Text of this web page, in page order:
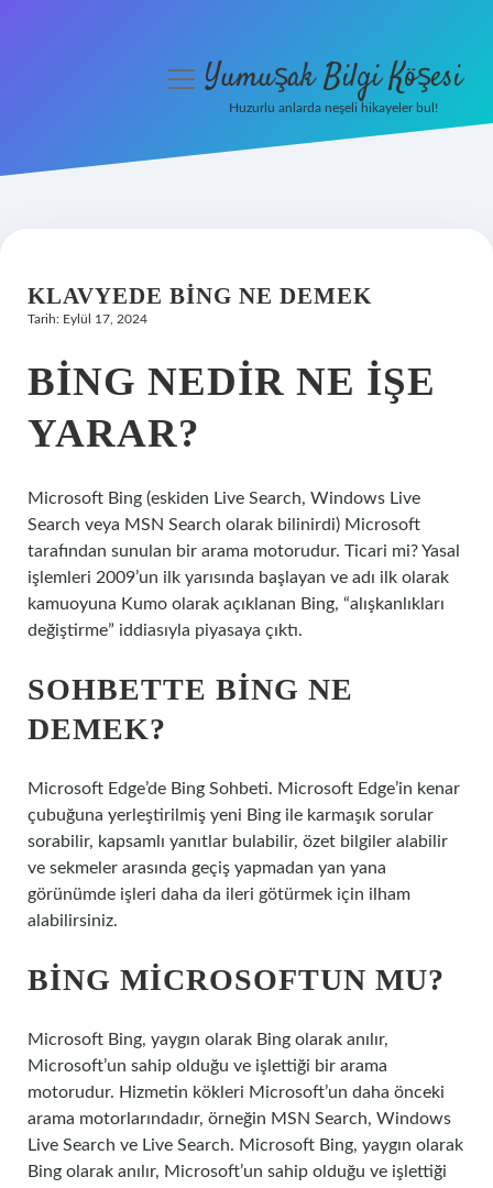
Hakkımızda
menüyüYumuşak Bilgi Köşesi
Huzurlu anlarda neşeli hikayeler bul!
KLAVYEDE BING NE DEMEK
Tarih: Eylül 17, 2024
BING NEDIR NE IŞE
YARAR?
Microsoft Bing (eskiden Live Search, Windows Live
Search veya MSN Search olarak bilinirdi) Microsoft
tarafından sunulan bir arama motorudur. Ticari mi? Yasal
işlemleri 2009’un ilk yarısında başlayan ve adı ilk olarak
kamuoyuna Kumo olarak açıklanan Bing, “alışkanlıkları
değiştirme” iddiasıyla piyasaya çıktı.
SOHBETTE BING NE
DEMEK?
Microsoft Edge’de Bing Sohbeti. Microsoft Edge’in kenar
çubuğuna yerleştirilmiş yeni Bing ile karmaşık sorular
sorabilir, kapsamlı yanıtlar bulabilir, özet bilgiler alabilir
ve sekmeler arasında geçiş yapmadan yan yana
görünümde işleri daha da ileri götürmek için ilham
alabilirsiniz.
BING MICROSOFTUN MU?
Microsoft Bing, yaygın olarak Bing olarak anılır,
Microsoft’un sahip olduğu ve işlettiği bir arama
motorudur. Hizmetin kökleri Microsoft’un daha önceki
arama motorlarındadır, örneğin MSN Search, Windows
Live Search ve Live Search. Microsoft Bing, yaygın olarak
Bing olarak anılır, Microsoft’un sahip olduğu ve işlettiği